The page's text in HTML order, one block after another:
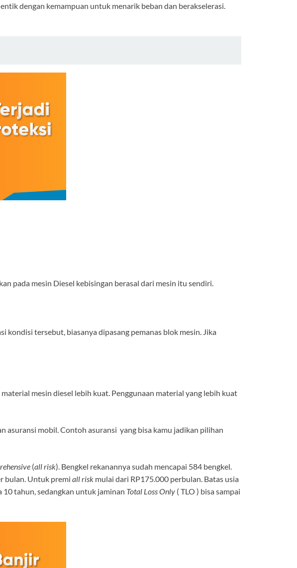
dengan kemampuan untuk menarik beban dan berakselerasi.
pada mesin Diesel kebisingan berasal dari mesin itu sendiri.
kondisi tersebut, biasanya dipasang pemanas blok mesin. Jika
mesin diesel lebih kuat. Penggunaan material yang lebih kuat
asuransi mobil. Contoh asuransi yang bisa kamu jadikan pilihan
(all risk). Bengkel rekanannya sudah mencapai 584 bengkel.
bulan. Untuk premi all risk mulai dari RP175.000 perbulan. Batas usia
10 tahun, sedangkan untuk jaminan Total Loss Only ( TLO ) bisa sampai